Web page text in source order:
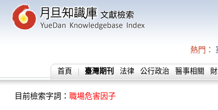
熱門：
首頁 臺灣期刊 法律 公行政治 醫事相關
目前檢索字詞： 職場危害因子